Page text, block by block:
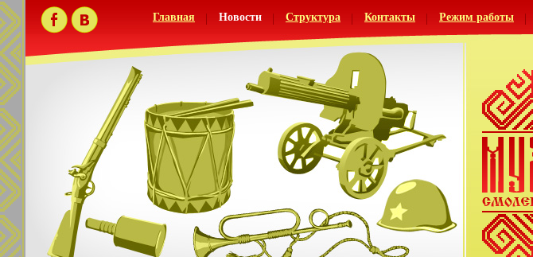
Главная Новости Структура Контакты Режим работы